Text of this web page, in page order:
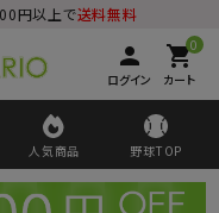
円以上で送料無料
person
ログイン
0
shopping_cart
カート
人気商品 野球TOP